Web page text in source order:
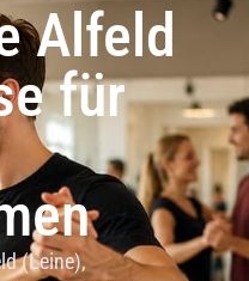
Alfeld
für
(Leine),